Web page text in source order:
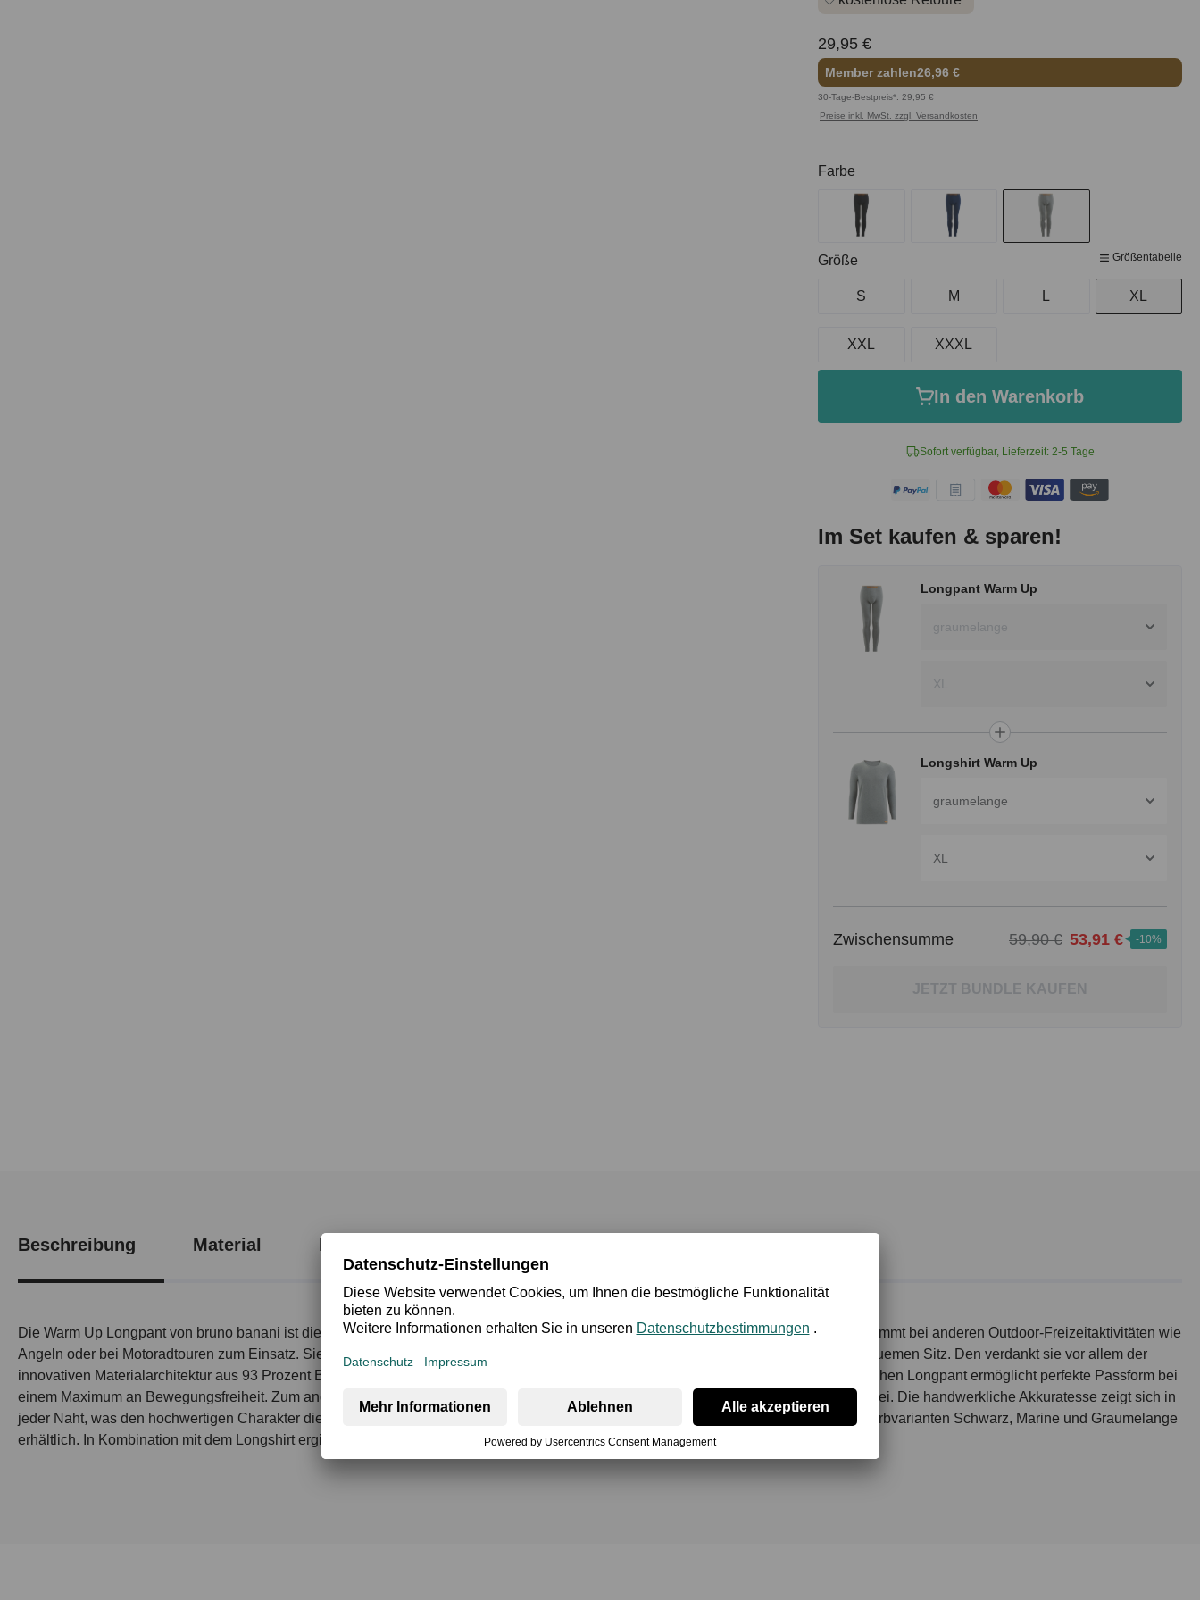
29,95 €
Member zahlen26,96 €
30-Tage-Bestpreis*: 29,95 €
Preise inkl. MwSt. zzgl. Versandkosten
Sofort verfügbar, Lieferzeit: 2-5 Tage
Farbe
Größe Größentabelle
S M L XL
XXL XXXL
In den Warenkorb
Im Set kaufen & sparen!
Longpant Warm Up
graumelange
XL
Longshirt Warm Up
graumelange
XL
Zwischensumme 59,90 € 53,91 € -10%
JETZT BUNDLE KAUFEN
Beschreibung Material Produktsicherheit
Die Warm Up Longpant von bruno banani ist die perfekte Unterwäsche für die kalten Monate. Sie eignet sich als Skiunterwäsche oder kommt bei anderen Outdoor-Freizeitaktivitäten wie
Angeln oder bei Motoradtouren zum Einsatz. Sie zeichnet sich aus durch körpernahe, elegante Schnittführung und einen besonders bequemen Sitz. Den verdankt sie vor allem der
innovativen Materialarchitektur aus 93 Prozent Baumwolle und 7 Prozent Elasthan. Der leichte Stretchanteil dieser bequemen du modischen Longpant ermöglicht perfekte Passform bei
einem Maximum an Bewegungsfreiheit. Zum angenehmen Tragekomfort trägt auch die perfekte Verarbeitung, bis ins Detail, wesentlich bei. Die handwerkliche Akkuratesse zeigt sich in
jeder Naht, was den hochwertigen Charakter dieses Kleidungsstücks noch einmal besonders hervorhebt. Die Longpant ist in den drei Farbvarianten Schwarz, Marine und Graumelange
erhältlich. In Kombination mit dem Longshirt ergibt sie die perfekte Skiunterwäsche.